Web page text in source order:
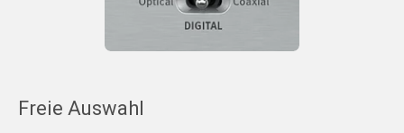
Freie Auswahl